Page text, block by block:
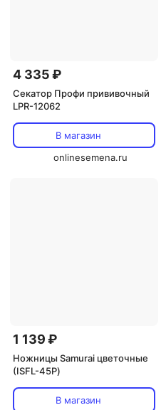
4 335 ₽
Секатор Профи прививочный
LPR-12062
В магазин
onlinesemena.ru
1 139 ₽
Ножницы Samurai цветочные
(ISFL-45Р)
В магазин